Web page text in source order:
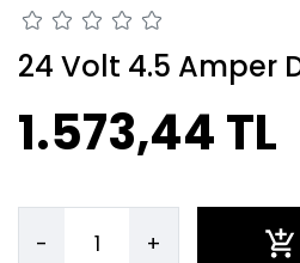
24 Volt 4.5 Amper
1.573,44 TL
- +